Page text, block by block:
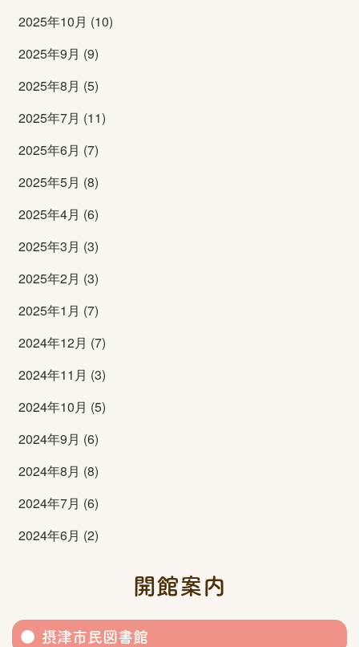
2025年10月 (10)
2025年9月 (9)
2025年8月 (5)
2025年7月 (11)
2025年6月 (7)
2025年5月 (8)
2025年4月 (6)
2025年3月 (3)
2025年2月 (3)
2025年1月 (7)
2024年12月 (7)
2024年11月 (3)
2024年10月 (5)
2024年9月 (6)
2024年8月 (8)
2024年7月 (6)
2024年6月 (2)
開館案内
摂津市民図書館